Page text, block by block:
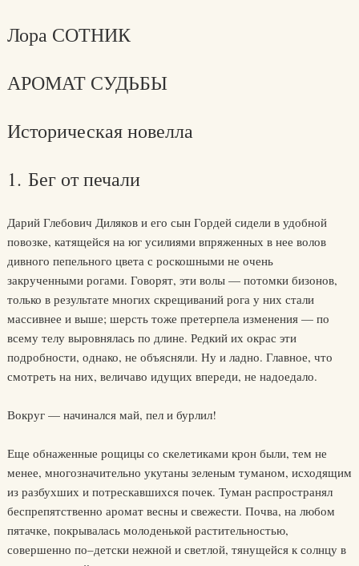
Лора СОТНИК
АРОМАТ СУДЬБЫ
Историческая новелла
1. Бег от печали
Дарий Глебович Диляков и его сын Гордей сидели в удобной
повозке, катящейся на юг усилиями впряженных в нее волов
дивного пепельного цвета с роскошными не очень
закрученными рогами. Говорят, эти волы — потомки бизонов,
только в результате многих скрещиваний рога у них стали
массивнее и выше; шерсть тоже претерпела изменения — по
всему телу выровнялась по длине. Редкий их окрас эти
подробности, однако, не объясняли. Ну и ладно. Главное, что
смотреть на них, величаво идущих впереди, не надоедало.
Вокруг — начинался май, пел и бурлил!
Еще обнаженные рощицы со скелетиками крон были, тем не
менее, многозначительно укутаны зеленым туманом, исходящим
из разбухших и потрескавшихся почек. Туман распространял
беспрепятственно аромат весны и свежести. Почва, на любом
пятачке, покрывалась молоденькой растительностью,
совершенно по–детски нежной и светлой, тянущейся к солнцу в